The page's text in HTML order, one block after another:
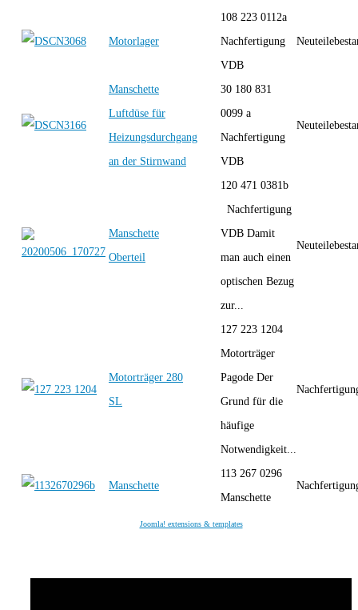
Motorlager
108 223 0112a
Nachfertigung
VDB
Manschette
Luftdüse für
Heizungsdurchgang
an der Stirnwand
30 180 831
0099 a
Nachfertigung
VDB
Manschette
Oberteil
120 471 0381b
Nachfertigung
VDB Damit
man auch einen
optischen Bezug
zur...
Motorträger 280
SL
127 223 1204
Motorträger
Pagode Der
Grund für die
häufige
Notwendigkeit...
Manschette
113 267 0296
Manschette
Joomla! extensions & templates